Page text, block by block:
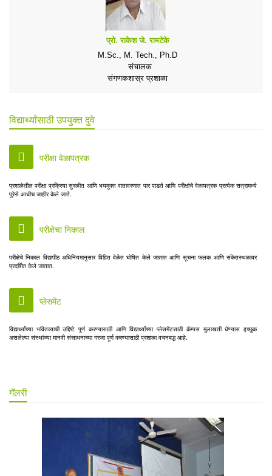
प्रो. राकेश जे. रामटेके
M.Sc., M. Tech., Ph.D
संचालक
संगणकशास्र प्रशाळा
विद्यार्थ्यांसाठी उपयुक्त दुवे
परीक्षा वेळापत्रक
प्रशाळेतील परीक्षा प्रक्रिया सुरळीत आणि भयमुक्त वातावरणात पार पाडते आणि परीक्षांचे वेळापत्रक प्रत्येक सत्रामध्ये
पुरेसे आधीच जाहीर केले जाते.
परीक्षेचा निकाल
परीक्षेचे निकाल विद्यापीठ अधिनियमानुसार विहित वेळेत घोषित केले जातात आणि सूचना फलक आणि संकेतस्थळावर
प्रदर्शित केले जातात.
प्लेसमेंट
विद्यार्थ्यांच्या भवितव्याची उद्दिष्टे पूर्ण करण्यासाठी आणि विद्यार्थ्यांच्या प्लेसमेंटसाठी कॅम्पस मुलाखती घेण्यास इच्छुक
असलेल्या संस्थांच्या मानवी संसाधनाच्या गरजा पूर्ण करण्यासाठी प्रशाळा वचनबद्ध आहे.
गॅलरी